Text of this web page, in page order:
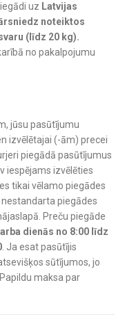
uz Latvijas
noteiktos
(līdz 20 kg).
no pakalpojumu
jūsu pasūtījumu
izvēlētajai (-ām) precei
piegādā pasūtījumus
iespējams izvēlēties
tikai vēlamo piegādes
piegādes
Preču piegāde
dienās no 8:00 līdz
. Ja esat pasūtījis
sūtījumos, jo
maksa par